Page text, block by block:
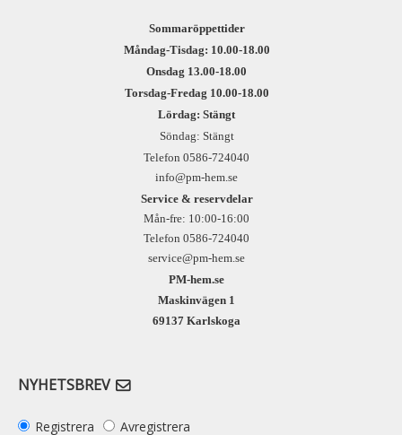
Sommaröppettider
Måndag-Tisdag: 10.00-18.00
Onsdag 13.00-18.00
Torsdag-Fredag 10.00-18.00
Lördag: Stängt
Söndag: Stängt
Telefon 0586-724040
info@pm-hem.se
Service & reservdelar
Mån-fre: 10:00-16:00
Telefon 0586-724040
service@pm-hem.se
PM-hem.se
Maskinvägen 1
69137 Karlskoga
NYHETSBREV
Registrera Avregistrera